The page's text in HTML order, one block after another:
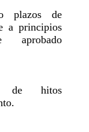
plazos de
a principios
de hitos